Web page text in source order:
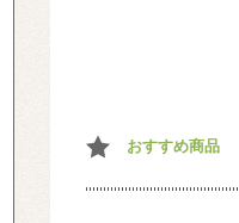
おすすめ商品